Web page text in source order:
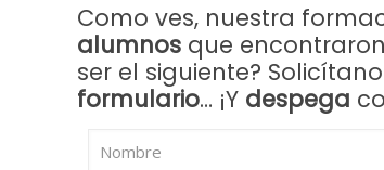
Como ves, nuestra
alumnos que
ser el siguiente?
formulario… ¡Y despega